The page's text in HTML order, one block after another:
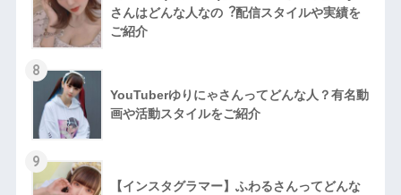
さんはどんな人なの︖配信スタイルや実績を
ご紹介
8
YouTuberゆりにゃさんってどんな⼈？有名動
画や活動スタイルをご紹介
9
【インスタグラマー】ふわるさんってどんな